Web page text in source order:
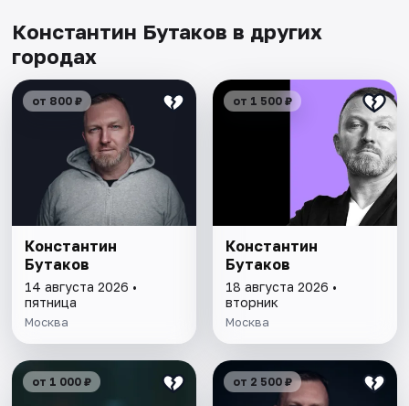
Константин Бутаков в других
городах
от 800 ₽
Константин
Бутаков
14 августа 2026 •
пятница
Москва
от 1 500 ₽
Константин
Бутаков
18 августа 2026 •
вторник
Москва
от 1 000 ₽ от 2 500 ₽